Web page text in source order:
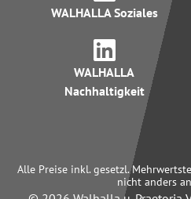
WALHALLA Soziales
WALHALLA
Nachhaltigkeit
Alle Preise inkl. gesetzl.
nicht anders